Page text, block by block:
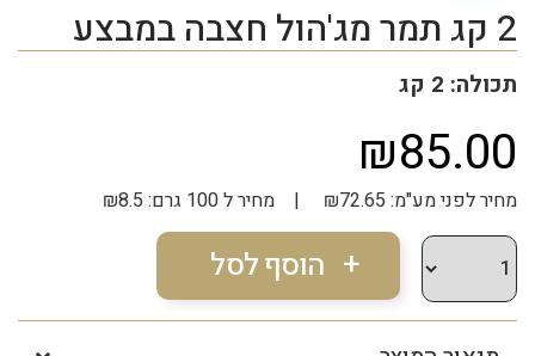
2 קג תמר מג'הול חצבה במבצע
תכולה: 2 קג
₪85.00
מחיר לפני מע"מ: ₪72.65 | מחיר ל 100 גרם: ₪8.5